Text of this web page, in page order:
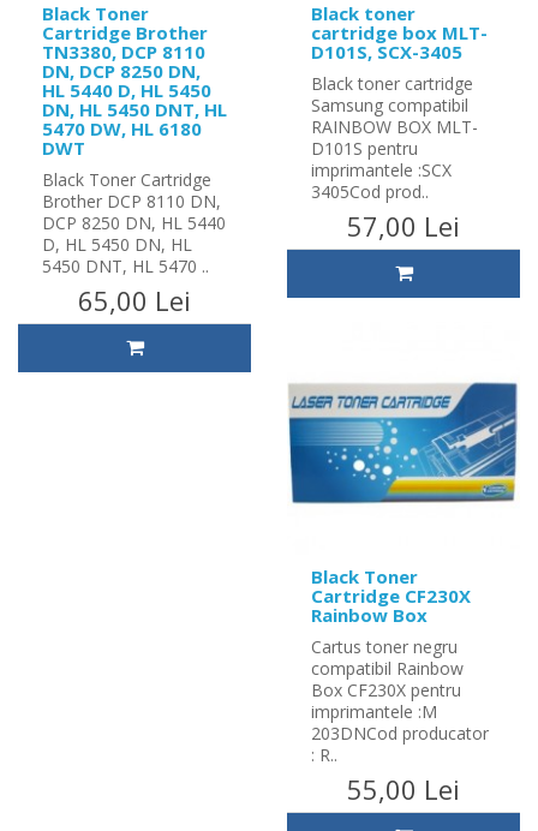
Black Toner
Cartridge Brother
TN3380, DCP 8110
DN, DCP 8250 DN,
HL 5440 D, HL 5450
DN, HL 5450 DNT, HL
5470 DW, HL 6180
DWT
Black Toner Cartridge
Brother DCP 8110 DN,
DCP 8250 DN, HL 5440
D, HL 5450 DN, HL
5450 DNT, HL 5470 ..
65,00 Lei
Black toner
cartridge box MLT-
D101S, SCX-3405
Black toner cartridge
Samsung compatibil
RAINBOW BOX MLT-
D101S pentru
imprimantele :SCX
3405Cod prod..
57,00 Lei
Black Toner
Cartridge CF230X
Rainbow Box
Cartus toner negru
compatibil Rainbow
Box CF230X pentru
imprimantele :M
203DNCod producator
: R..
55,00 Lei